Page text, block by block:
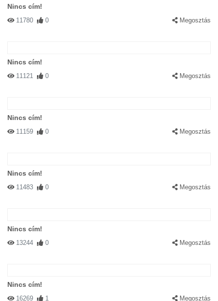
Nincs cím!
11780 0 Megosztás
Nincs cím!
11121 0 Megosztás
Nincs cím!
11159 0 Megosztás
Nincs cím!
11483 0 Megosztás
Nincs cím!
13244 0 Megosztás
Nincs cím!
16269 1 Megosztás